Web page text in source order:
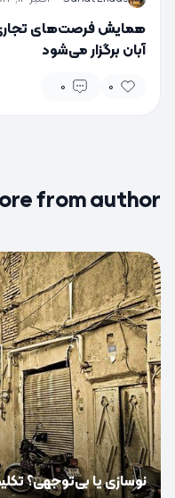
همایش فرصت‌های تجاری
آبان برگزار می‌شود
0
0
from author
0
نوسازی یا بی‌توجهی؟